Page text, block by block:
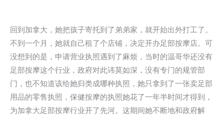
回到加拿大，她把孩子寄托到了弟弟家，就开始出外打工了。
不到一个月，她就自己租了个店铺，决定开办足部按摩店。可
没想到的是，申请营业执照遇到了麻烦，当时的温哥华还没有
足部按摩这个行业，政府对此讳莫如深，没有专门的规管部
门，也不知道该给她归类成哪种执照，她只拿到了一张卖足部
用品的零售执照，保健按摩的执照她花了一年半时间才得到，
为加拿大足部按摩行业开了先河。这期间她不断地和政府解